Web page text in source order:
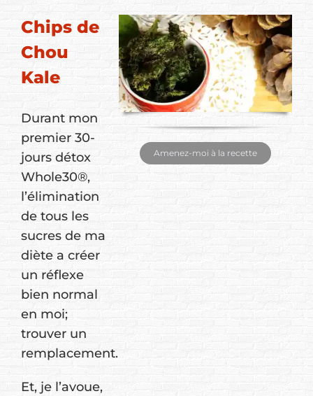
Chips de
Chou
Kale
Durant mon
premier 30-
jours détox
Whole30®,
l’élimination
de tous les
sucres de ma
diète a créer
un réflexe
bien normal
en moi;
trouver un
remplacement.
Et, je l’avoue,
Amenez-moi à la recette